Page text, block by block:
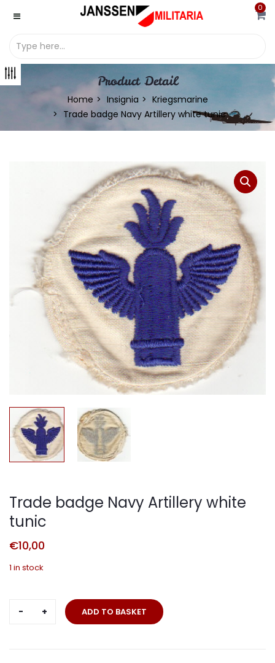
0
Product Detail
Home Insignia
Kriegsmarine
Trade badge Navy Artillery white tunic
Trade badge Navy Artillery white
tunic
€10,00
1 in stock
ADD TO BASKET